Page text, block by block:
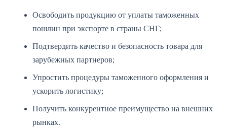
Освободить продукцию от уплаты таможенных
пошлин при экспорте в страны СНГ;
Подтвердить качество и безопасность товара для
зарубежных партнеров;
Упростить процедуры таможенного оформления и
ускорить логистику;
Получить конкурентное преимущество на внешних
рынках.